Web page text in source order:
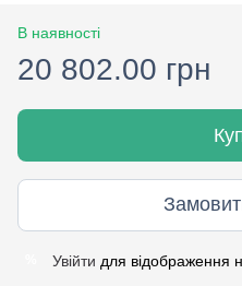
В наявності
20 802.00 грн
Увійти для відображення